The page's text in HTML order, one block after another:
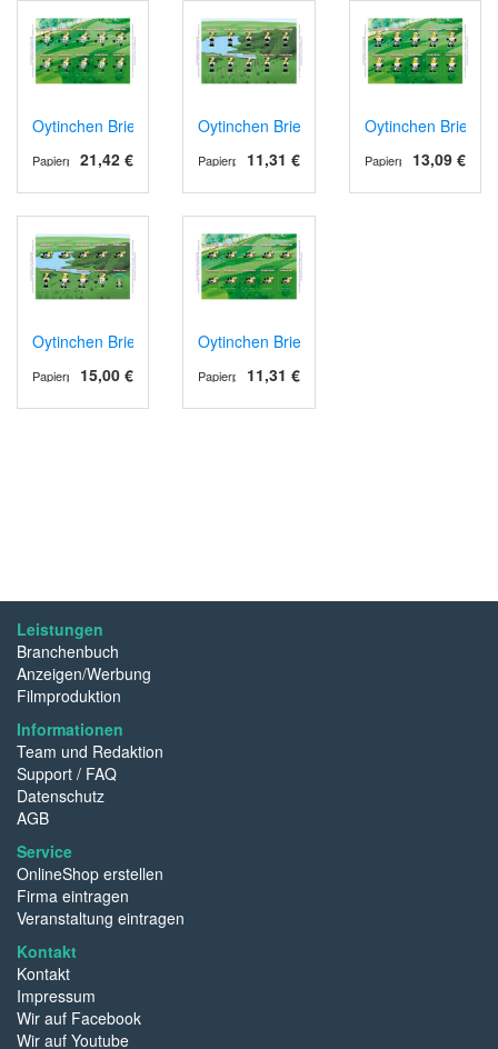
Oytinchen Briefmarken - Großbrief - 10er Bogen
21,42 €
Papierprodukte
Oytinchen Briefmarken - Postkarte - 10er
11,31 €
Papierprodukte
Oytinchen
13,09 €
Papierprodukte
Oytinchen Briefmarken - Kollektion - 10er Bogen
15,00 €
Papierprodukte
Oytinchen Briefmarken - Standardbrief -
11,31 €
Papierprodukte
Leistungen
Branchenbuch
Anzeigen/Werbung
Filmproduktion
Informationen
Team und Redaktion
Support / FAQ
Datenschutz
AGB
Service
OnlineShop erstellen
Firma eintragen
Veranstaltung eintragen
Kontakt
Kontakt
Impressum
Wir auf Facebook
Wir auf Youtube